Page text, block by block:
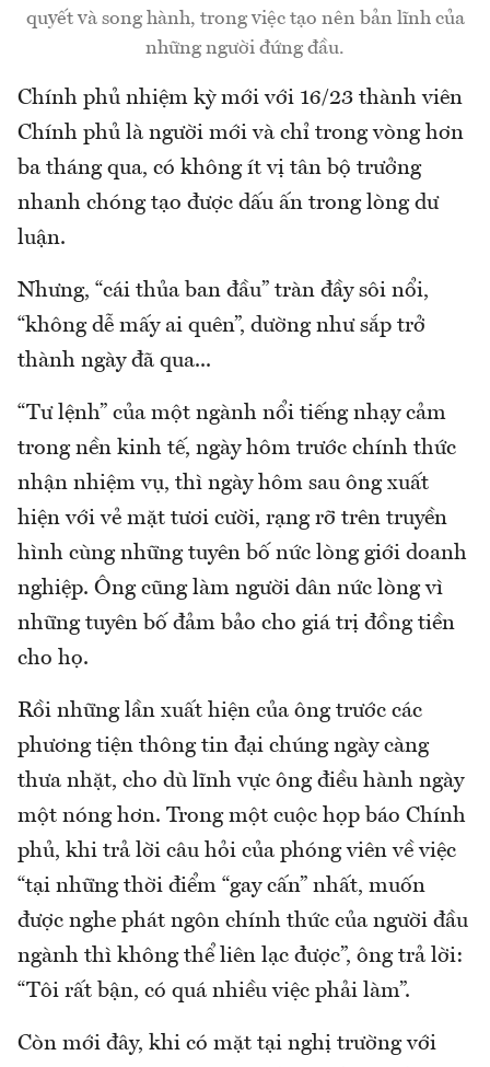
quyết và song hành, trong việc tạo nên bản lĩnh của
những người đứng đầu.
Chính phủ nhiệm kỳ mới với 16/23 thành viên
Chính phủ là người mới và chỉ trong vòng hơn
ba tháng qua, có không ít vị tân bộ trưởng
nhanh chóng tạo được dấu ấn trong lòng dư
luận.
Nhưng, “cái thủa ban đầu” tràn đầy sôi nổi,
“không dễ mấy ai quên”, dường như sắp trở
thành ngày đã qua...
“Tư lệnh” của một ngành nổi tiếng nhạy cảm
trong nền kinh tế, ngày hôm trước chính thức
nhận nhiệm vụ, thì ngày hôm sau ông xuất
hiện với vẻ mặt tươi cười, rạng rỡ trên truyền
hình cùng những tuyên bố nức lòng giới doanh
nghiệp. Ông cũng làm người dân nức lòng vì
những tuyên bố đảm bảo cho giá trị đồng tiền
cho họ.
Rồi những lần xuất hiện của ông trước các
phương tiện thông tin đại chúng ngày càng
thưa nhặt, cho dù lĩnh vực ông điều hành ngày
một nóng hơn. Trong một cuộc họp báo Chính
phủ, khi trả lời câu hỏi của phóng viên về việc
“tại những thời điểm “gay cấn” nhất, muốn
được nghe phát ngôn chính thức của người đầu
ngành thì không thể liên lạc được”, ông trả lời:
“Tôi rất bận, có quá nhiều việc phải làm”.
Còn mới đây, khi có mặt tại nghị trường với